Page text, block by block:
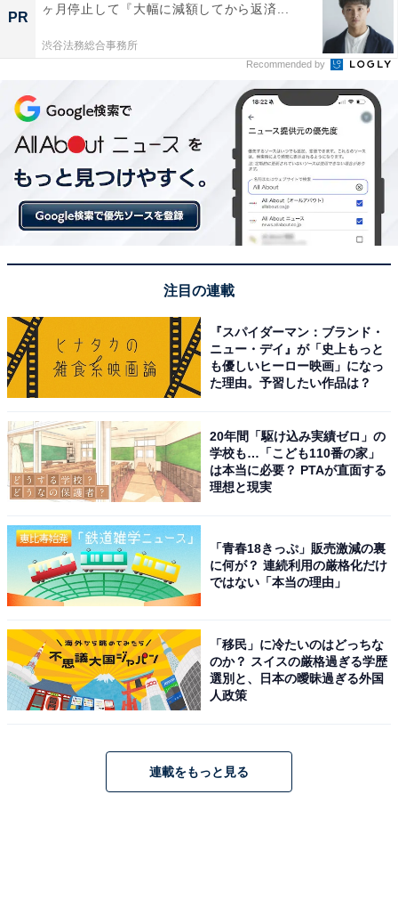
PR
ヶ月停止して『大幅に減額してから返済...
渋谷法務総合事務所
Recommended by
注目の連載
『スパイダーマン：ブランド・
ニュー・デイ』が「史上もっと
も優しいヒーロー映画」になっ
た理由。予習したい作品は？
20年間「駆け込み実績ゼロ」の
学校も…「こども110番の家」
は本当に必要？ PTAが直面する
理想と現実
「青春18きっぷ」販売激減の裏
に何が？ 連続利用の厳格化だけ
ではない「本当の理由」
「移民」に冷たいのはどっちな
のか？ スイスの厳格過ぎる学歴
選別と、日本の曖昧過ぎる外国
人政策
連載をもっと見る